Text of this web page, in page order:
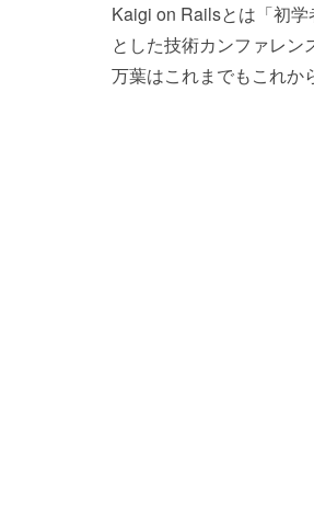
Kaigi on Railsとは「初
とした技術カンファレン
万葉はこれまでもこれか